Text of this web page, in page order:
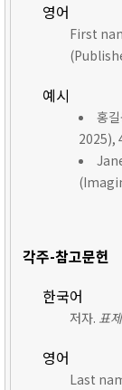
영어
First
예시
홍
2025),
각주-참고문헌
한국어
저자. 표
영어
Last